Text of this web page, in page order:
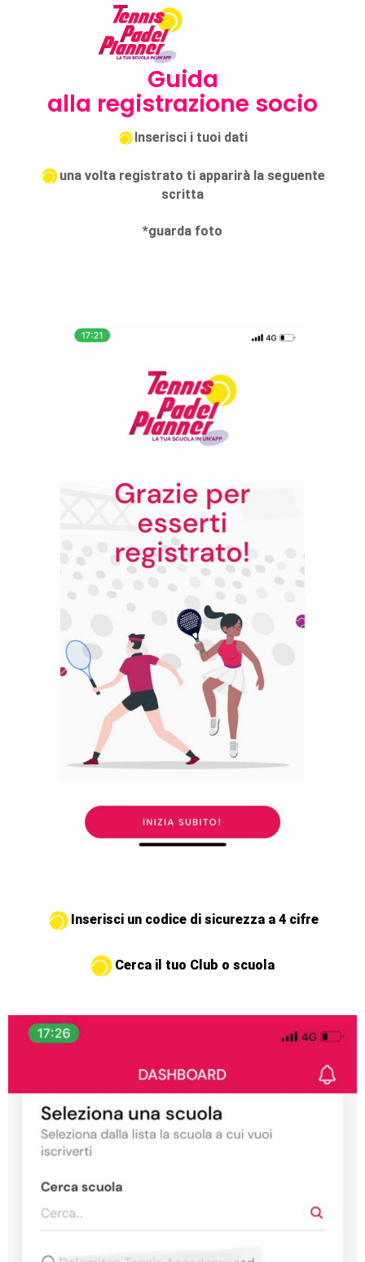
Guida
alla registrazione socio
Inserisci i tuoi dati
una volta registrato ti apparirà la seguente
scritta
*guarda foto
Inserisci un codice di sicurezza a 4 cifre
Cerca il tuo Club o scuola